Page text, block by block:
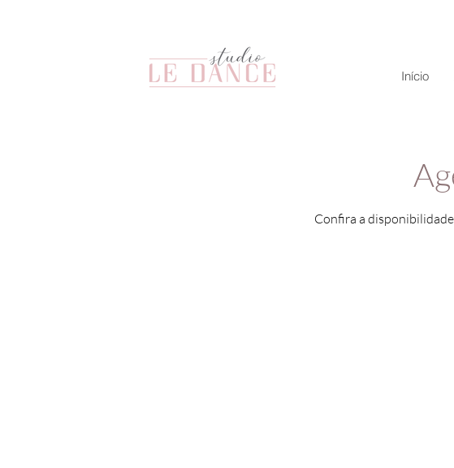
Início
Confira a